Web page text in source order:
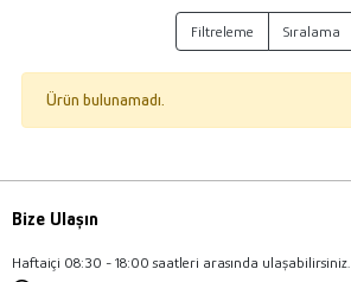
Filtreleme Sıralama
Ürün bulunamadı.
Bize Ulaşın
Haftaiçi 08:30 - 18:00 saatleri arasında ulaşabilirsiniz.